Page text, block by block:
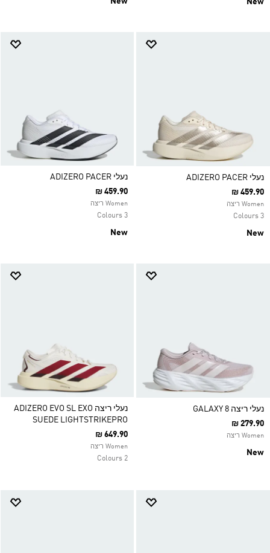
New
נעלי ADIZERO PACER
₪ 459.90
Women ריצה
3 Colours
New
נעלי ADIZERO PACER
₪ 459.90
Women ריצה
3 Colours
New
נעלי ריצה GALAXY 8
₪ 279.90
Women ריצה
New
נעלי ריצה ADIZERO EVO SL EXO
SUEDE LIGHTSTRIKEPRO
₪ 649.90
Women ריצה
2 Colours